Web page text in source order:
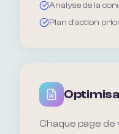
Analyse de la
Plan d'action
Chaque page